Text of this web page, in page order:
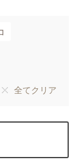
全てクリア